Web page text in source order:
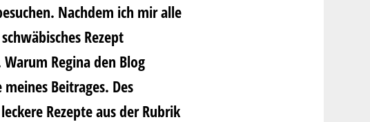
Nachdem ich mir alle
Rezept
Warum Regina den Blog
Beitrages. Des
Rezepte aus der Rubrik